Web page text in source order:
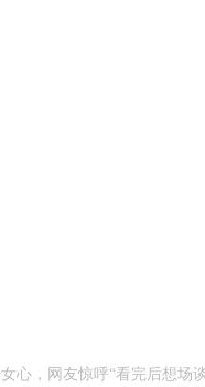
心，网友惊呼“看完后想场